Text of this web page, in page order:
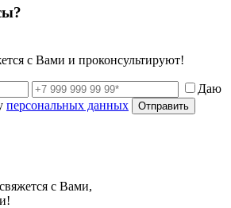
с Вами и проконсультируют!
Даю
персональных данных Отправить
с Вами,